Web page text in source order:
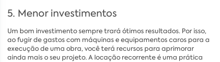
5. Menor investimentos
Um bom investimento sempre trará ótimos resultados. Por isso,
ao fugir de gastos com máquinas e equipamentos caros para a
execução de uma obra, você terá recursos para aprimorar
ainda mais o seu projeto. A locação recorrente é uma prática